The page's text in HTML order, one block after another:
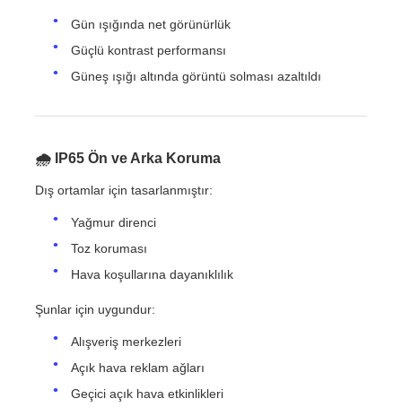
Gün ışığında net görünürlük
Güçlü kontrast performansı
Güneş ışığı altında görüntü solması azaltıldı
🌧 IP65 Ön ve Arka Koruma
Dış ortamlar için tasarlanmıştır:
Yağmur direnci
Toz koruması
Hava koşullarına dayanıklılık
Şunlar için uygundur:
Alışveriş merkezleri
Açık hava reklam ağları
Geçici açık hava etkinlikleri